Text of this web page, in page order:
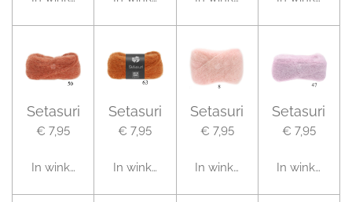
Setasuri
€ 7,95
In winkelwagen
Setasuri
€ 7,95
In winkelwagen
Setasuri
€ 7,95
In winkelwagen
Setasuri
€ 7,95
In